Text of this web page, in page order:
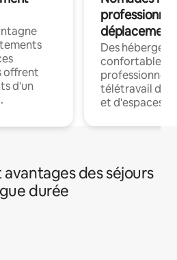
offrent
d'un
déplacement
Des
confortables
professionnels
télétravail
et d'espaces
des séjours
durée